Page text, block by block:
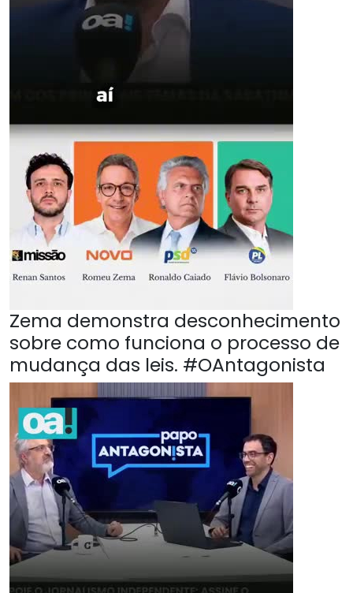
Zema demonstra desconhecimento
sobre como funciona o processo de
mudança das leis. #OAntagonista